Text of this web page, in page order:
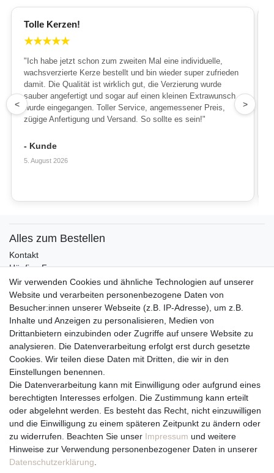
Tolle Kerzen!
★★★★★
"Ich habe jetzt schon zum zweiten Mal eine individuelle,
wachsverzierte Kerze bestellt und bin wieder super zufrieden
damit. Die Qualität ist wirklich gut, die Verzierung wurde
sauber angefertigt und sogar auf einen kleinen Extrawunsch
wurde eingegangen. Toller Service, angemessener Preis,
zügige Anfertigung und Versand. So sollte es sein!"
- Kunde
5. August 2026
< >
Alles zum Bestellen
Kontakt
Häufige Fragen
Zahlungsmöglichkeiten
Versandbedingungen
Widerrufsrecht
Vertrag widerrufen
Über uns und unsere Kerzen
Team
Unternehmen / Philosophie
Kerzenpflege und Abbrennhinweise
Unsere Kerzenlieferanten
Du erreichst uns von
Montag bis Freitag 10 bis 17 Uhr
Wir verwenden Cookies und ähnliche Technologien auf unserer
Website und verarbeiten personenbezogene Daten von
Besucher:innen unserer Webseite (z.B. IP-Adresse), um z.B.
Inhalte und Anzeigen zu personalisieren, Medien von
Drittanbietern einzubinden oder Zugriffe auf unsere Website zu
analysieren. Die Datenverarbeitung erfolgt erst durch gesetzte
Cookies. Wir teilen diese Daten mit Dritten, die wir in den
Einstellungen benennen.
Die Datenverarbeitung kann mit Einwilligung oder aufgrund eines
berechtigten Interesses erfolgen. Die Zustimmung kann erteilt
oder abgelehnt werden. Es besteht das Recht, nicht einzuwilligen
und die Einwilligung zu einem späteren Zeitpunkt zu ändern oder
zu widerrufen. Beachten Sie unser Impressum und weitere
Hinweise zur Verwendung personenbezogener Daten in unserer
Daten­schutz­erklärung